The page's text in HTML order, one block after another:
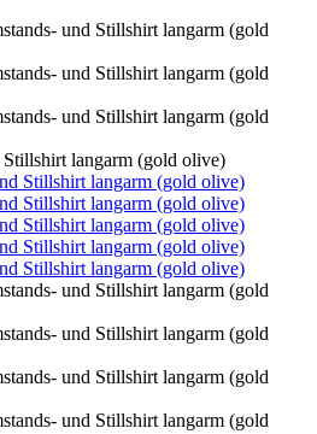
langarm (gold olive)